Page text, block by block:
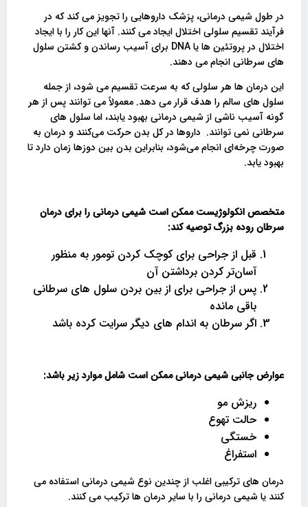
در طول شیمی درمانی، پزشک داروهایی را تجویز می کند که در
فرآیند تقسیم سلولی اختلال ایجاد می کنند. آنها این کار را با ایجاد
اختلال در پروتئین ها یا DNA برای آسیب رساندن و کشتن سلول
های سرطانی انجام می دهند.
این درمان ها هر سلولی که به سرعت تقسیم می شود، از جمله
سلول های سالم را هدف قرار می دهد. معمولاً می توانند پس از هر
گونه آسیب ناشی از شیمی درمانی بهبود یابند، اما سلول های
سرطانی نمی توانند. داروها در کل بدن حرکت می‌کنند و درمان به
صورت چرخه‌ای انجام می‌شود، بنابراین بدن بین دوزها زمان دارد تا
بهبود یابد.
متخصص انکولوژیست ممکن است شیمی درمانی را برای درمان
سرطان روده بزرگ توصیه کند:
قبل از جراحی برای کوچک کردن تومور به منظور
آسان‌تر کردن برداشتن آن
پس از جراحی برای از بین بردن سلول های سرطانی
باقی مانده
اگر سرطان به اندام های دیگر سرایت کرده باشد
عوارض جانبی شیمی درمانی ممکن است شامل موارد زیر باشد:
ریزش مو
حالت تهوع
خستگی
استفراغ
درمان های ترکیبی اغلب از چندین نوع شیمی درمانی استفاده می
کنند یا شیمی درمانی را با سایر درمان ها ترکیب می کنند.